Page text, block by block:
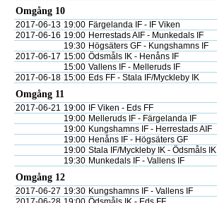
Omgång 10
2017-06-13 19:00 Färgelanda IF - IF Viken
2017-06-16 19:00 Herrestads AIF - Munkedals IF
19:30 Högsäters GF - Kungshamns IF
2017-06-17 15:00 Ödsmåls IK - Henåns IF
15:00 Vallens IF - Melleruds IF
2017-06-18 15:00 Eds FF - Stala IF/Myckleby IK
Omgång 11
2017-06-21 19:00 IF Viken - Eds FF
19:00 Melleruds IF - Färgelanda IF
19:00 Kungshamns IF - Herrestads AIF
19:00 Henåns IF - Högsäters GF
19:00 Stala IF/Myckleby IK - Ödsmåls IK
19:30 Munkedals IF - Vallens IF
Omgång 12
2017-06-27 19:30 Kungshamns IF - Vallens IF